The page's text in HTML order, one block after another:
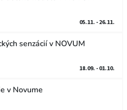
05.11. - 26.11.
senzácií v NOVUM
18.09. - 01.10.
v Novume